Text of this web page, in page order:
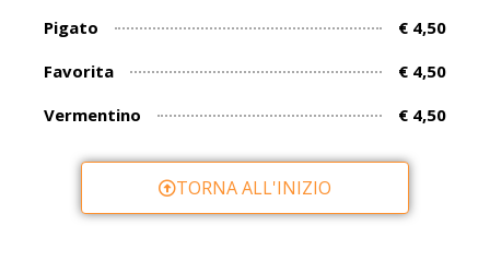
Pigato
€ 4,50
Favorita
€ 4,50
Vermentino
€ 4,50
TORNA ALL'INIZIO